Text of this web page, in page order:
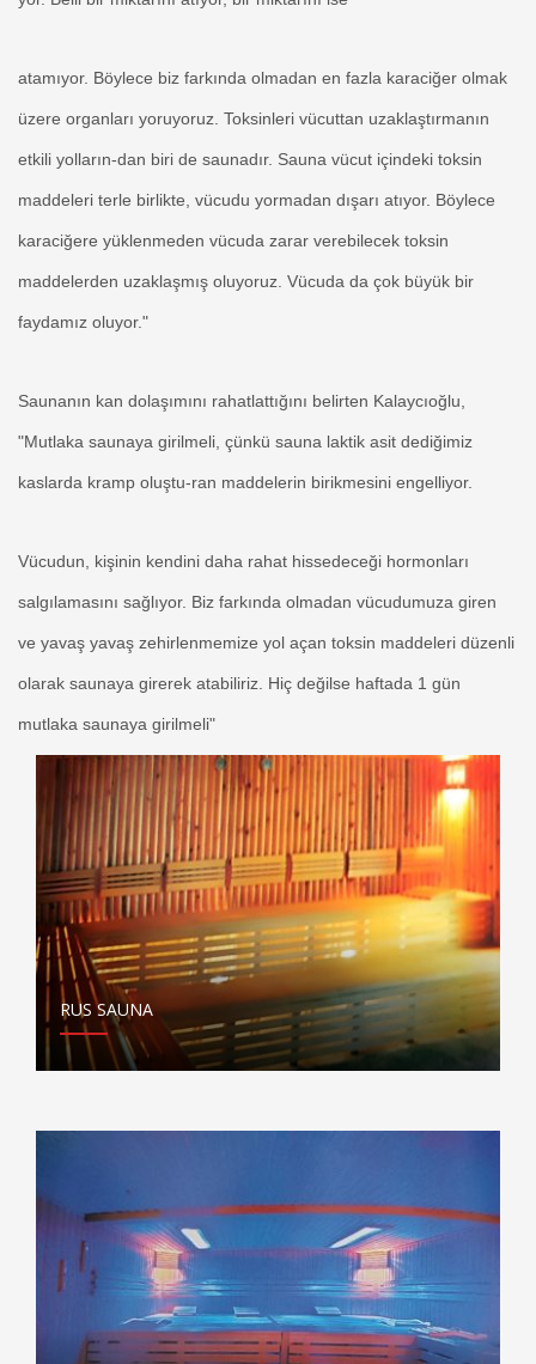
atamıyor. Böylece biz farkında olmadan en fazla karaciğer olmak
üzere organları yoruyoruz. Toksinleri vücuttan uzaklaştırmanın
etkili yolların-dan biri de saunadır. Sauna vücut içindeki toksin
maddeleri terle birlikte, vücudu yormadan dışarı atıyor. Böylece
karaciğere yüklenmeden vücuda zarar verebilecek toksin
maddelerden uzaklaşmış oluyoruz. Vücuda da çok büyük bir
faydamız oluyor."
Saunanın kan dolaşımını rahatlattığını belirten Kalaycıoğlu,
"Mutlaka saunaya girilmeli, çünkü sauna laktik asit dediğimiz
kaslarda kramp oluştu-ran maddelerin birikmesini engelliyor.
Vücudun, kişinin kendini daha rahat hissedeceği hormonları
salgılamasını sağlıyor. Biz farkında olmadan vücudumuza giren
ve yavaş yavaş zehirlenmemize yol açan toksin maddeleri düzenli
olarak saunaya girerek atabiliriz. Hiç değilse haftada 1 gün
mutlaka saunaya girilmeli"
RUS SAUNA